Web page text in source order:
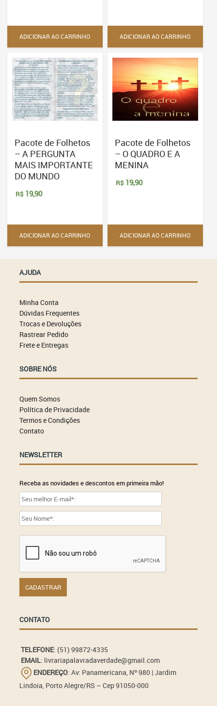
ADICIONAR AO CARRINHO ADICIONAR AO CARRINHO
Pacote de Folhetos
– A PERGUNTA
MAIS IMPORTANTE
DO MUNDO
R$ 19,90
ADICIONAR AO CARRINHO
Pacote de Folhetos
– O QUADRO E A
MENINA
R$ 19,90
ADICIONAR AO CARRINHO
AJUDA
Minha Conta
Dúvidas Frequentes
Trocas e Devoluções
Rastrear Pedido
Frete e Entregas
SOBRE NÓS
Quem Somos
Política de Privacidade
Termos e Condições
Contato
NEWSLETTER
Receba as novidades e descontos em primeira mão!
CONTATO
TELEFONE: (51) 99872-4335
EMAIL: livrariapalavradaverdade@gmail.com
ENDEREÇO: Av: Panamericana, Nº 980 | Jardim
Lindoia, Porto Alegre/RS – Cep 91050-000